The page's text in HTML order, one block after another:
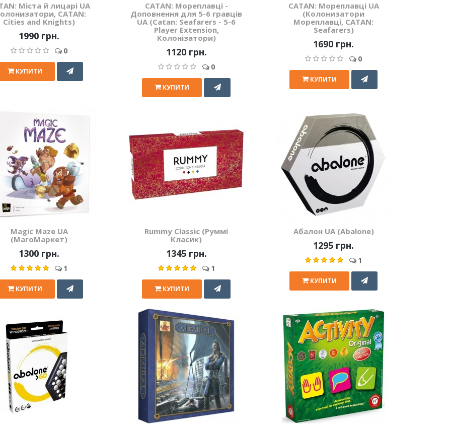
Міста й лицарі UA
CATAN:
Cities and Knights)
1990 грн.
0
КУПИТИ
CATAN: Мореплавці -
Доповнення для 5-6 гравців
UA (Catan: Seafarers - 5-6
Player Extension,
Колонізатори)
1120 грн.
0
КУПИТИ
CATAN: Мореплавці UA
(Колонизатори
Мореплавці, CATAN:
Seafarers)
1690 грн.
0
КУПИТИ
Magic Maze UA
(МагоМаркет)
1300 грн.
1
КУПИТИ
Rummy Classic (Руммі
Класик)
1345 грн.
1
КУПИТИ
Абалон UA (Abalone)
1295 грн.
1
КУПИТИ